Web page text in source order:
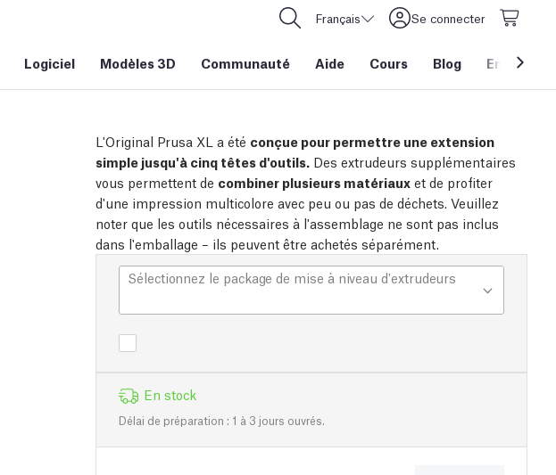
Français Se connecter
Logiciel Modèles 3D Communauté Aide Cours Blog Entreprise
L'Original Prusa XL a été conçue pour permettre une extension
simple jusqu'à cinq têtes d'outils. Des extrudeurs supplémentaires
vous permettent de combiner plusieurs matériaux et de profiter
d'une impression multicolore avec peu ou pas de déchets. Veuillez
noter que les outils nécessaires à l'assemblage ne sont pas inclus
dans l'emballage – ils peuvent être achetés séparément.
Sélectionnez le package de mise à niveau d'extrudeurs
En stock
Délai de préparation : 1 à 3 jours ouvrés.